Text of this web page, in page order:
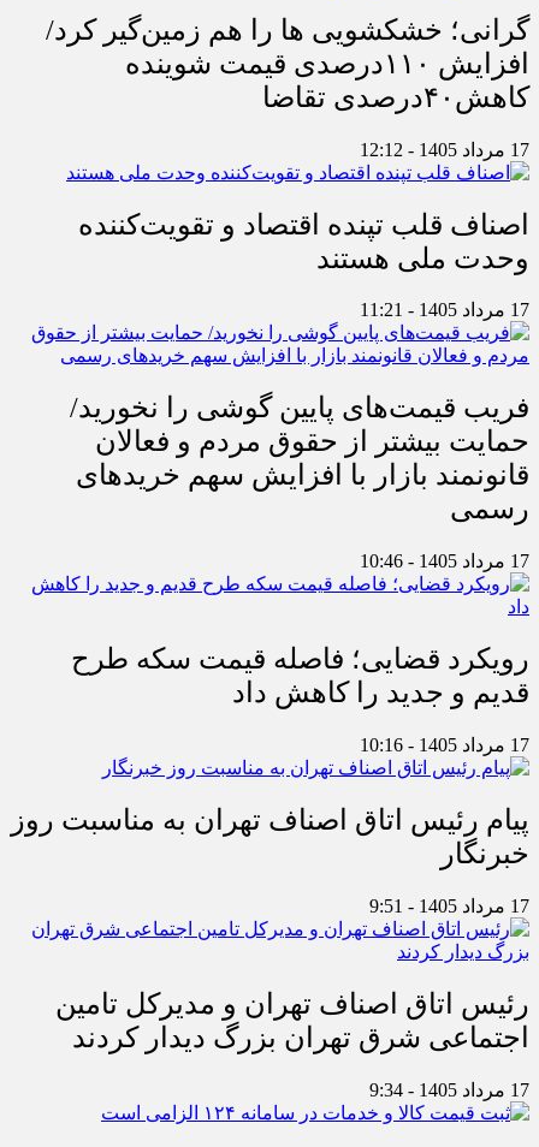
گرانی؛ خشکشویی‌ ها را هم زمین‌گیر کرد/
افزایش ۱۱۰درصدی قیمت شوینده
کاهش۴۰درصدی تقاضا
17 مرداد 1405 - 12:12
اصناف قلب تپنده اقتصاد و تقویت‌کننده
وحدت ملی هستند
17 مرداد 1405 - 11:21
فریب قیمت‌های پایین گوشی را نخورید/
حمایت بیشتر از حقوق مردم و فعالان
قانونمند بازار با افزایش سهم خریدهای
رسمی
17 مرداد 1405 - 10:46
رویکرد قضایی؛ فاصله قیمت سکه طرح
قدیم و جدید را کاهش داد
17 مرداد 1405 - 10:16
پیام رئیس اتاق اصناف تهران به مناسبت روز
خبرنگار
17 مرداد 1405 - 9:51
رئیس اتاق اصناف تهران و مدیرکل تامین
اجتماعی شرق تهران بزرگ دیدار کردند
17 مرداد 1405 - 9:34